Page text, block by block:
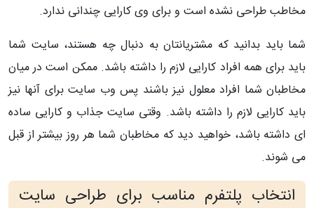
مخاطب طراحی نشده است و برای وی کارایی چندانی ندارد.
شما باید بدانید که مشتریانتان به دنبال چه هستند، سایت شما
باید برای همه افراد کارایی لازم را داشته باشد. ممکن است در میان
مخاطبان شما افراد معلول نیز باشند پس وب سایت برای آنها نیز
باید کارایی لازم را داشته باشد. وقتی سایت جذاب و کارایی ساده
ای داشته باشد، خواهید دید که مخاطبان شما هر روز بیشتر از قبل
می شوند.
انتخاب پلتفرم مناسب برای طراحی سایت